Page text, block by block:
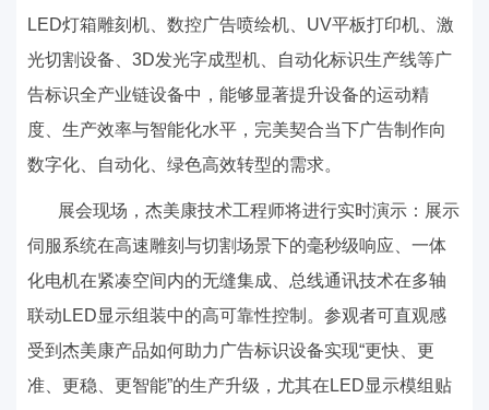
LED灯箱雕刻机、数控广告喷绘机、 UV平板打印机、激
光切割设备、 3D发光字成型机、自动化标识生产线等广
告标识全产业链设备中，能够显著提升设备的运动精
度、生产效率与智能化水平，完美契合当下广告制作向
数字化、自动化、绿色高效转型的需求。
展会现场，杰美康技术工程师将进行实时演示：展示
伺服系统在高速雕刻与切割场景下的毫秒级响应、一体
化电机在紧凑空间内的无缝集成、总线通讯技术在多轴
联动 LED显示组装中的高可靠性控制。参观者可直观感
受到杰美康产品如何助力广告标识设备实现“更快、更
准、更稳、更智能”的生产升级，尤其在 LED显示模组贴